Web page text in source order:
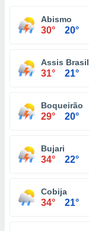
Abismo
30° 20°
Assis Brasil
31° 21°
Boqueirão
29° 20°
Bujari
34° 22°
Cobija
34° 21°